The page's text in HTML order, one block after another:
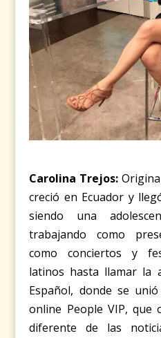
Carolina Trejos:
creció en Ecuador y
siendo una
trabajando como
como conciertos y
latinos hasta llamar la
Español, donde se
online People VIP, que
diferente de las